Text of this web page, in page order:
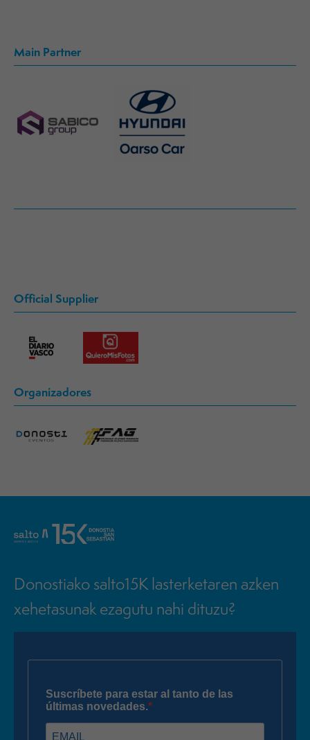
Main Partner
Official Supplier
Organizadores
Donostiako salto15K lasterketaren azken
xehetasunak ezagutu nahi dituzu?